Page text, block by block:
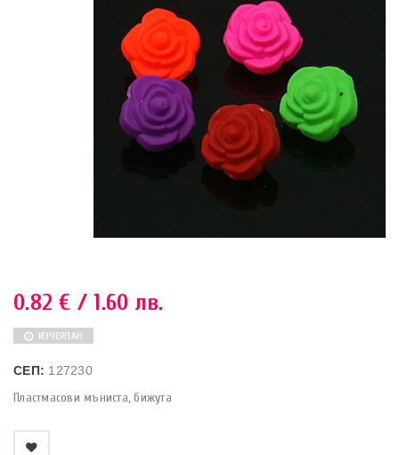
0.82€ / 1.60 лв.
ИЗЧЕРПАН
СЕП: 127230
Пластмасови мъниста, бижута